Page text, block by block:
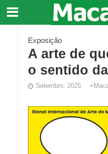
Exposição
A arte de
o sentido
Setembro, 2025